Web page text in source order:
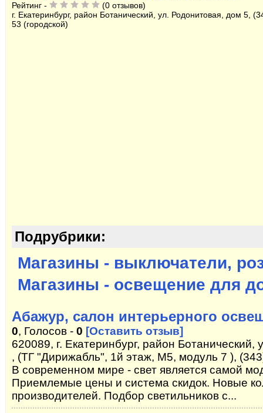
Рейтинг -
(0 отзывов)
г. Екатеринбург, район Ботанический, ул. Родонитовая, дом 5,
53 (городской)
Подрубрики:
Магазины - выключатели,
Магазины - освещение для
Абажур, салон интерьерного
0, Голосов - 0 [Оставить отзыв]
620089, г. Екатеринбург, район
, (ТГ "Дирижабль", 1й этаж, M5, модуль 7 ),
В современном мире - свет является самой
Приемлемые цены и система скидок. Новые
производителей. Подбор светильников с...